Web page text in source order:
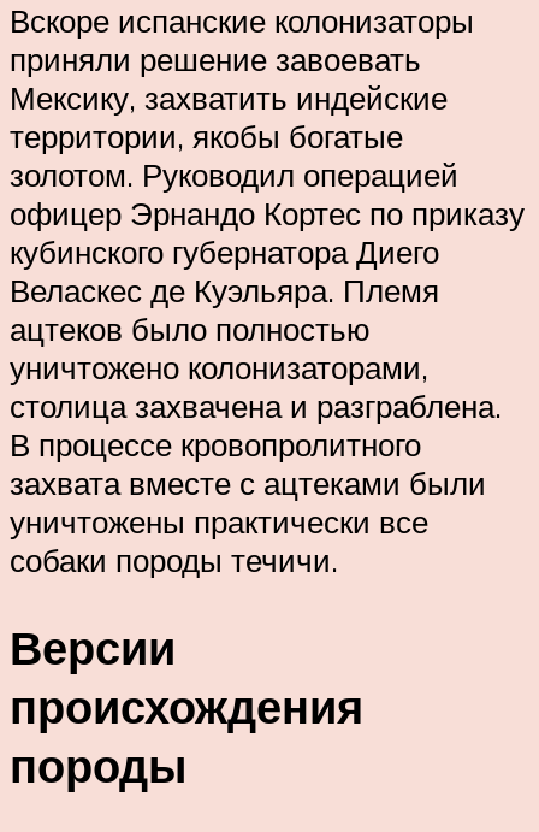
Вскоре испанские колонизаторы
приняли решение завоевать
Мексику, захватить индейские
территории, якобы богатые
золотом. Руководил операцией
офицер Эрнандо Кортес по приказу
кубинского губернатора Диего
Веласкес де Куэльяра. Племя
ацтеков было полностью
уничтожено колонизаторами,
столица захвачена и разграблена.
В процессе кровопролитного
захвата вместе с ацтеками были
уничтожены практически все
собаки породы течичи.
Версии
происхождения
породы